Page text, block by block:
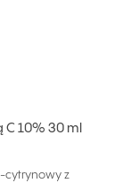
10% 30 ml
cytrynowy z